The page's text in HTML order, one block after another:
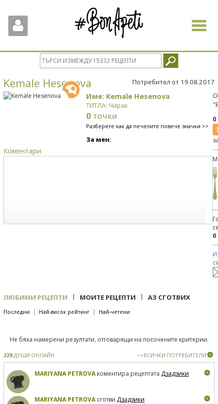
Toggle
Kemale Hesenova Потребител от 19.08.2017
Име: Kemale Hesenova
ТИТЛА: Чирак
0 точки
Разберете как да печелите повече значки >>
За мен:
Коментари
0
ЛЮБИМИ РЕЦЕПТИ | МОИТЕ РЕЦЕПТИ | АЗ СГОТВИХ
Последни | Най-висок рейтинг | Най-четени
Не бяха намерени резултати, отговарящи на посочените критерии.
229ДУШИ ОНЛАЙН >>ВСИЧКИ ПОТРЕБИТЕЛИ
MARIYANA PETROVAкоментира рецептата Дзадзики
MARIYANA PETROVAсготви Дзадзики